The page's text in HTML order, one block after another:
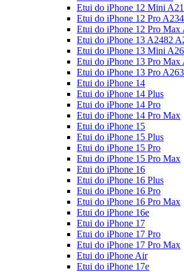
Etui do iPhone 12 Mini
Etui do iPhone 12 Pro
Etui do iPhone 12 Pro
Etui do iPhone 13 A2482
Etui do iPhone 13 Mini
Etui do iPhone 13 Pro Max
Etui do iPhone 13 Pro
Etui do iPhone 14
Etui do iPhone 14 Plus
Etui do iPhone 14 Pro
Etui do iPhone 14 Pro Max
Etui do iPhone 15
Etui do iPhone 15 Plus
Etui do iPhone 15 Pro
Etui do iPhone 15 Pro Max
Etui do iPhone 16
Etui do iPhone 16 Plus
Etui do iPhone 16 Pro
Etui do iPhone 16 Pro Max
Etui do iPhone 16e
Etui do iPhone 17
Etui do iPhone 17 Pro
Etui do iPhone 17 Pro Max
Etui do iPhone Air
Etui do iPhone 17e